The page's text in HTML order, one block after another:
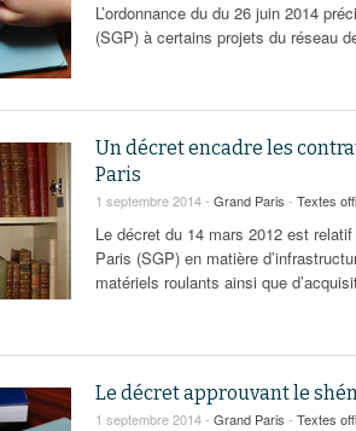
L’ordonnance du du 26 juin 2014
(SGP) à certains projets du réseau
Un décret encadre les
Paris
1 septembre 2014 - Grand Paris - Textes
Le décret du 14 mars 2012 est
Paris (SGP) en matière
matériels roulants ainsi que
Le décret approuvant le
1 septembre 2014 - Grand Paris - Textes